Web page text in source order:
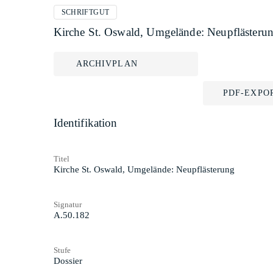
SCHRIFTGUT
Kirche St. Oswald, Umgelände:
ARCHIVPLAN
PDF-
Identifikation
Titel
Kirche St. Oswald, Umgelände: Neupflästerung
Signatur
A.50.182
Stufe
Dossier